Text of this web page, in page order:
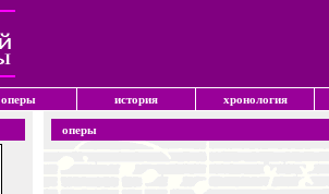
оперы история хронология
оперы